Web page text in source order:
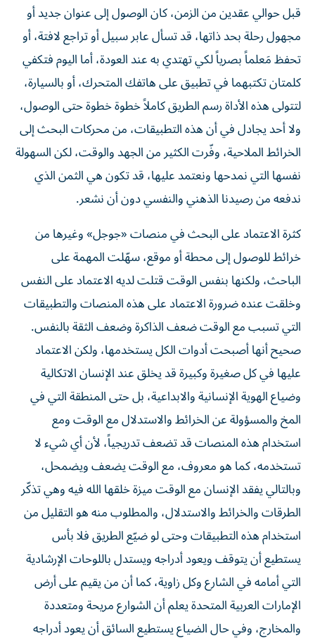
قبل حوالي عقدين من الزمن، كان الوصول إلى عنوان جديد أو
مجهول رحلة بحد ذاتها، قد تسأل عابر سبيل أو تراجع لافتة، أو
تحفظ مَعلماً بصرياً لكي تهتدي به عند العودة، أما اليوم فتكفي
كلمتان تكتبهما في تطبيق على هاتفك المتحرك، أو بالسيارة،
لتتولى هذه الأداة رسم الطريق كاملاً خطوة خطوة حتى الوصول،
ولا أحد يجادل في أن هذه التطبيقات، من محركات البحث إلى
الخرائط الملاحية، وفّرت الكثير من الجهد والوقت، لكن السهولة
نفسها التي نمدحها ونعتمد عليها، قد تكون هي الثمن الذي
ندفعه من رصيدنا الذهني والنفسي دون أن نشعر.
كثرة الاعتماد على البحث في منصات «جوجل» وغيرها من
خرائط للوصول إلى محطة أو موقع، سهّلت المهمة على
الباحث، ولكنها بنفس الوقت قتلت لديه الاعتماد على النفس
وخلقت عنده ضرورة الاعتماد على هذه المنصات والتطبيقات
التي تسبب مع الوقت ضعف الذاكرة وضعف الثقة بالنفس.
صحيح أنها أصبحت أدوات الكل يستخدمها، ولكن الاعتماد
عليها في كل صغيرة وكبيرة قد يخلق عند الإنسان الاتكالية
وضياع الهوية الإنسانية والابداعية، بل حتى المنطقة التي في
المخ والمسؤولة عن الخرائط والاستدلال مع الوقت ومع
استخدام هذه المنصات قد تضعف تدريجياً، لأن أي شيء لا
تستخدمه، كما هو معروف، مع الوقت يضعف ويضمحل،
وبالتالي يفقد الإنسان مع الوقت ميزة خلقها الله فيه وهي تذكّر
الطرقات والخرائط والاستدلال، والمطلوب منه هو التقليل من
استخدام هذه التطبيقات وحتى لو ضيّع الطريق فلا بأس
يستطيع أن يتوقف ويعود أدراجه ويستدل باللوحات الإرشادية
التي أمامه في الشارع وكل زاوية، كما أن من يقيم على أرض
الإمارات العربية المتحدة يعلم أن الشوارع مريحة ومتعددة
والمخارج، وفي حال الضياع يستطيع السائق أن يعود أدراجه